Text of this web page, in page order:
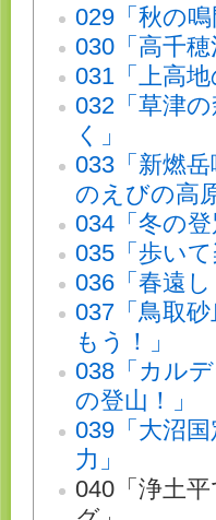
029「秋の鳴
030「高千穂
031「上高地
032「草津
く」
033「新燃
のえびの高
034「冬の登
035「歩いて
036「春遠
037「鳥取
もう！」
038「カル
の登山！」
039「大沼
力」
040「浄土